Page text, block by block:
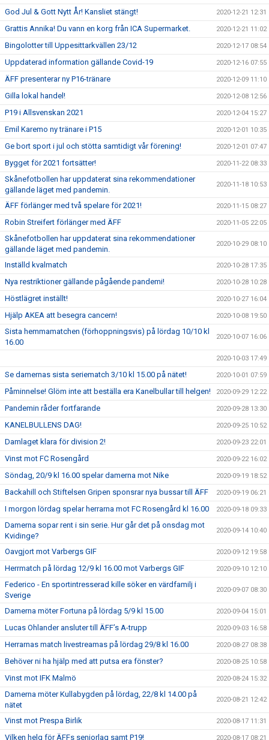
God Jul & Gott Nytt År! Kansliet stängt! 2020-12-21 12:31
Grattis Annika! Du vann en korg från ICA Supermarket. 2020-12-21 11:02
Bingolotter till Uppesittarkvällen 23/12 2020-12-17 08:54
Uppdaterad information gällande Covid-19 2020-12-16 07:55
ÄFF presenterar ny P16-tränare 2020-12-09 11:10
Gilla lokal handel! 2020-12-08 12:56
P19 i Allsvenskan 2021 2020-12-04 15:27
Emil Karemo ny tränare i P15 2020-12-01 10:35
Ge bort sport i jul och stötta samtidigt vår förening! 2020-12-01 07:47
Bygget för 2021 fortsätter! 2020-11-22 08:33
Skånefotbollen har uppdaterat sina rekommendationer
gällande läget med pandemin.
2020-11-18 10:53
ÄFF förlänger med två spelare för 2021! 2020-11-15 08:27
Robin Streifert förlänger med ÄFF 2020-11-05 22:05
Skånefotbollen har uppdaterat sina rekommendationer
gällande läget med pandemin.
2020-10-29 08:10
Inställd kvalmatch 2020-10-28 17:35
Nya restriktioner gällande pågående pandemi! 2020-10-28 10:28
Höstlägret inställt! 2020-10-27 16:04
Hjälp AKEA att besegra cancern! 2020-10-08 19:50
Sista hemmamatchen (förhoppningsvis) på lördag 10/10 kl
16.00
2020-10-07 16:06
2020-10-03 17:49
Se damernas sista seriematch 3/10 kl 15.00 på nätet! 2020-10-01 07:59
Påminnelse! Glöm inte att beställa era Kanelbullar till helgen! 2020-09-29 12:22
Pandemin råder fortfarande 2020-09-28 13:30
KANELBULLENS DAG! 2020-09-25 10:52
Damlaget klara för division 2! 2020-09-23 22:01
Vinst mot FC Rosengård 2020-09-22 16:02
Söndag, 20/9 kl 16.00 spelar damerna mot Nike 2020-09-19 18:52
Backahill och Stiftelsen Gripen sponsrar nya bussar till ÄFF 2020-09-19 06:21
I morgon lördag spelar herrarna mot FC Rosengård kl 16.00 2020-09-18 09:33
Damerna sopar rent i sin serie. Hur går det på onsdag mot
Kvidinge?
2020-09-14 10:40
Oavgjort mot Varbergs GIF 2020-09-12 19:58
Herrmatch på lördag 12/9 kl 16.00 mot Varbergs GIF 2020-09-10 12:10
Federico - En sportintresserad kille söker en värdfamilj i
Sverige
2020-09-07 08:30
Damerna möter Fortuna på lördag 5/9 kl 15.00 2020-09-04 15:01
Lucas Ohlander ansluter till ÄFF’s A-trupp 2020-09-03 16:58
Herrarnas match livestreamas på lördag 29/8 kl 16.00 2020-08-27 08:38
Behöver ni ha hjälp med att putsa era fönster? 2020-08-25 10:58
Vinst mot IFK Malmö 2020-08-24 15:32
Damerna möter Kullabygden på lördag, 22/8 kl 14.00 på
nätet
2020-08-21 12:42
Vinst mot Prespa Birlik 2020-08-17 11:31
Vilken helg för ÄFFs seniorlag samt P19! 2020-08-17 08:21